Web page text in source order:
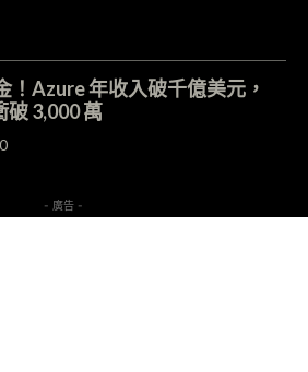
！Azure 年收入破千億美元，
3,000 萬
- 廣告 -